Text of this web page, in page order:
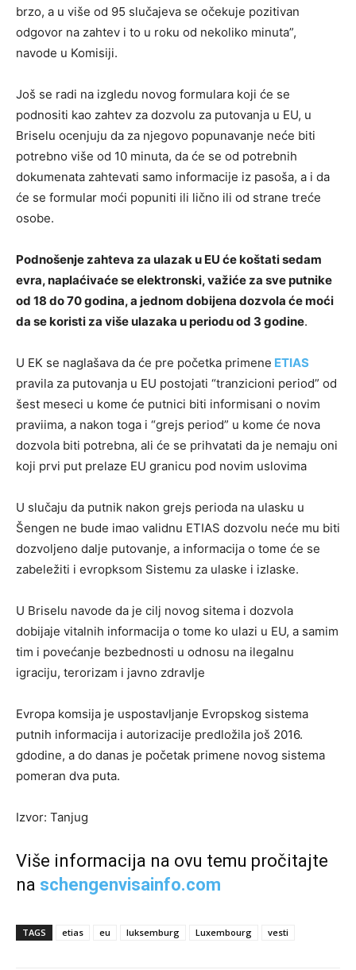
brzo, a u više od 95 slučajeva se očekuje pozitivan
odgovor na zahtev i to u roku od nekoliko minuta”,
navode u Komisiji.
Još se radi na izgledu novog formulara koji će se
podnositi kao zahtev za dozvolu za putovanja u EU, u
Briselu ocenjuju da za njegovo popunavanje neće biti
potrebno više od 10 minuta, da će se od potrebnih
dokumenata zahtevati samo informacije iz pasoša, a i da
će se formular moći popuniti ili lično ili od strane treće
osobe.
Podnošenje zahteva za ulazak u EU će koštati sedam
evra, naplaćivaće se elektronski, važiće za sve putnike
od 18 do 70 godina, a jednom dobijena dozvola će moći
da se koristi za više ulazaka u periodu od 3 godine.
U EK se naglašava da će pre početka primene ETIAS
pravila za putovanja u EU postojati “tranzicioni period” od
šest meseci u kome će putnici biti informisani o novim
praviima, a nakon toga i “grejs period” u kome će nova
dozvola biti potrebna, ali će se prihvatati da je nemaju oni
koji prvi put prelaze EU granicu pod novim uslovima
U slučaju da putnik nakon grejs perioda na ulasku u
Šengen ne bude imao validnu ETIAS dozvolu neće mu biti
dozvoljeno dalje putovanje, a informacija o tome će se
zabeležiti i evropksom Sistemu za ulaske i izlaske.
U Briselu navode da je cilj novog sitema i dozvola
dobijaje vitalnih informacija o tome ko ulazi u EU, a samim
tim i povećanje bezbednosti u odnosu na ilegalnu
igraciju, terorizam i javno zdravlje
Evropa komsija je uspostavljanje Evropskog sistema
putnih informacija i autorizacije predložila još 2016.
gdodine, a do danas je početak primene novog sistema
pomeran dva puta.
Izvor: Tanjug
Više informacija na ovu temu pročitajte
na schengenvisainfo.com
TAGS etias eu luksemburg Luxembourg vesti